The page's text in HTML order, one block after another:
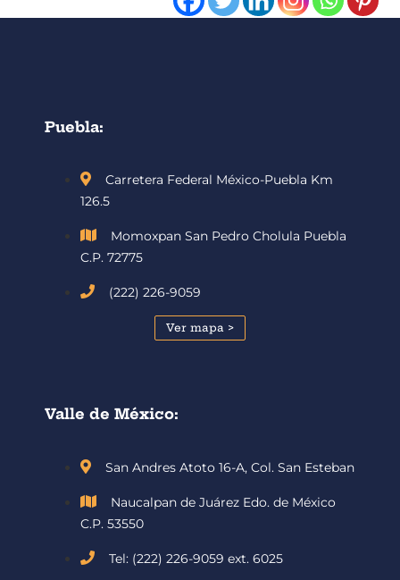
Puebla:
Carretera Federal México-Puebla Km
126.5
Momoxpan San Pedro Cholula Puebla
C.P. 72775
(222) 226-9059
Ver mapa >
Valle de México:
San Andres Atoto 16-A, Col. San Esteban
Naucalpan de Juárez Edo. de México
C.P. 53550
Tel: (222) 226-9059 ext. 6025